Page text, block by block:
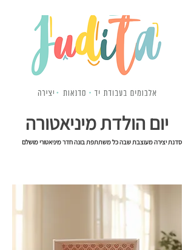
יום הולדת מיניאטורה
סדנת יצירה מעוצבת שבה כל משתתפת בונה חדר מיניאטורי מושלם